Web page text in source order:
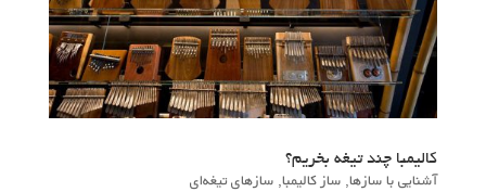
کالیمبا چند تیغه بخریم؟
آشنایی با سازها, ساز کالیمبا, سازهای تیغه‌ای